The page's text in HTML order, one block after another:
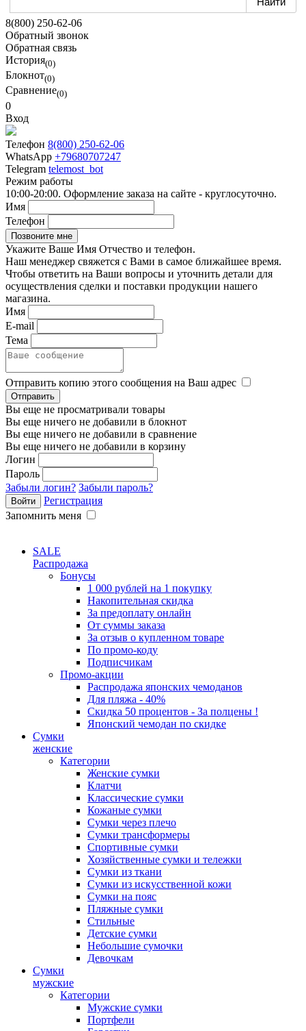
8(800) 250-62-06
Обратный звонок
Обратная связь
История(0)
Блокнот(0)
Сравнение(0)
0
Вход
Телефон 8(800) 250-62-06
WhatsApp +79680707247
Telegram telemost_bot
Режим работы
10:00-20:00. Оформление заказа на сайте - круглосуточно.
Имя
Телефон
Укажите Ваше Имя Отчество и телефон.
Наш менеджер свяжется с Вами в самое ближайшее время.
Чтобы ответить на Ваши вопросы и уточнить детали для
осуществления сделки и поставки продукции нашего
магазина.
Имя
E-mail
Тема
Отправить копию этого сообщения на Ваш адрес
Вы еще не просматривали товары
Вы еще ничего не добавили в блокнот
Вы еще ничего не добавили в сравнение
Вы еще ничего не добавили в корзину
Логин
Пароль
Забыли логин? Забыли пароль?
Регистрация
Запомнить меня
SALE
Распродажа
Бонусы
1 000 рублей на 1 покупку
Накопительная скидка
За предоплату онлайн
От суммы заказа
За отзыв о купленном товаре
По промо-коду
Подписчикам
Промо-акции
Распродажа японских чемоданов
Для пляжа - 40%
Скидка 50 процентов - За полцены !
Японский чемодан по скидке
Сумки
женские
Категории
Женские сумки
Клатчи
Классические сумки
Кожаные сумки
Сумки через плечо
Сумки трансформеры
Спортивные сумки
Хозяйственные сумки и тележки
Сумки из ткани
Сумки из искусственной кожи
Сумки на пояс
Пляжные сумки
Стильные
Детские сумки
Небольшие сумочки
Девочкам
Сумки
мужские
Категории
Мужские сумки
Портфели